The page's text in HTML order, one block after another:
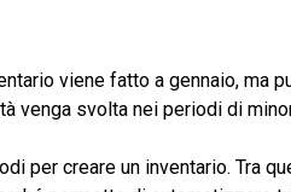
viene fatto a gennaio, ma
venga svolta nei periodi di
per creare un inventario. Tra